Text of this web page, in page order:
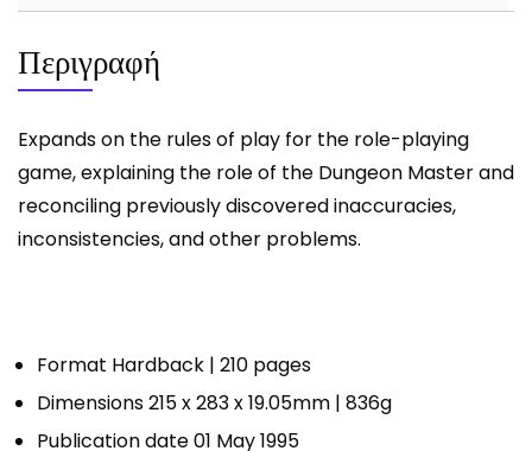
Περιγραφή
Expands on the rules of play for the role-playing
game, explaining the role of the Dungeon Master and
reconciling previously discovered inaccuracies,
inconsistencies, and other problems.
Format Hardback | 210 pages
Dimensions 215 x 283 x 19.05mm | 836g
Publication date 01 May 1995